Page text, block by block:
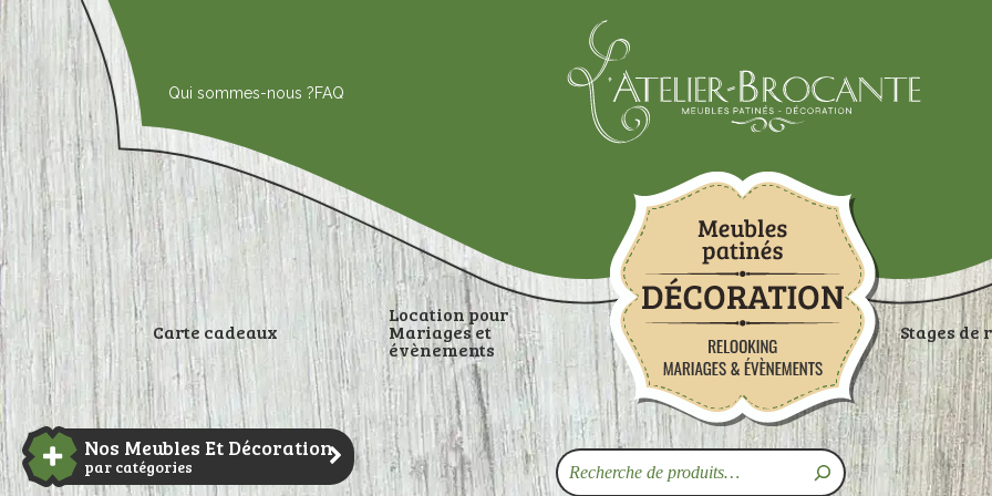
Aller
contenu
Qui sommes-nous ?FAQ
Carte cadeaux
Location pour
Mariages et
évènements
Stages de
Nos Meubles Et Décoration
par catégories DÉCORATION RANGEMENTS TABLES ASSISES
Recherche